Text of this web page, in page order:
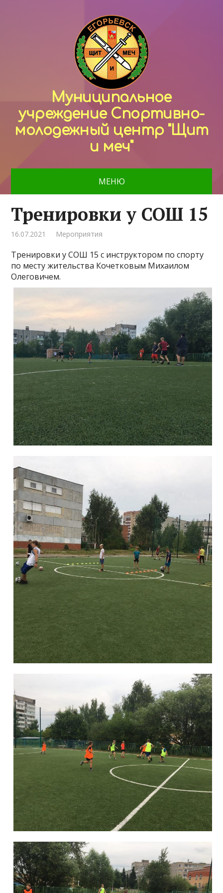
Муниципальное
учреждение Спортивно-
молодежный центр "Щит
и меч"
МЕНЮ
Тренировки у СОШ 15
16.07.2021 Мероприятия
Тренировки у СОШ 15 с инструктором по спорту
по месту жительства Кочетковым Михаилом
Олеговичем.